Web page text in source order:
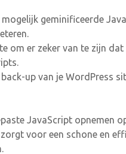
mogelijk geminificeerde
om er zeker van te zijn
up van je WordPress
JavaScript opnemen
voor een schone en